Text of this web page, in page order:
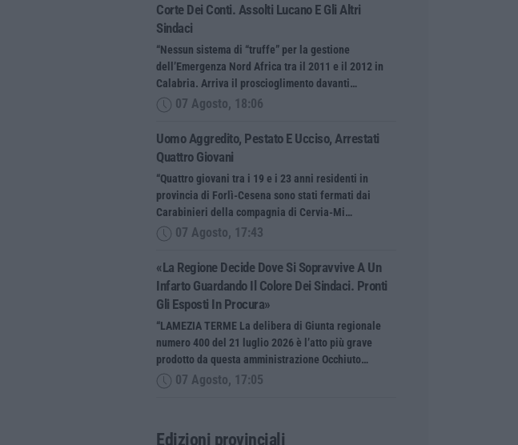
Corte Dei Conti. Assolti Lucano E Gli Altri
Sindaci
“Nessun sistema di “truffe” per la gestione
dell’Emergenza Nord Africa tra il 2011 e il 2012 in
Calabria. Arriva il proscioglimento davanti…
07 Agosto, 18:06
Uomo Aggredito, Pestato E Ucciso, Arrestati
Quattro Giovani
“Quattro giovani tra i 19 e i 23 anni residenti in
provincia di Forlì-Cesena sono stati fermati dai
Carabinieri della compagnia di Cervia-Mi…
07 Agosto, 17:43
«La Regione Decide Dove Si Sopravvive A Un
Infarto Guardando Il Colore Dei Sindaci. Pronti
Gli Esposti In Procura»
“LAMEZIA TERME La delibera di Giunta regionale
numero 400 del 21 luglio 2026 è l’atto più grave
prodotto da questa amministrazione Occhiuto…
07 Agosto, 17:05
Edizioni provinciali